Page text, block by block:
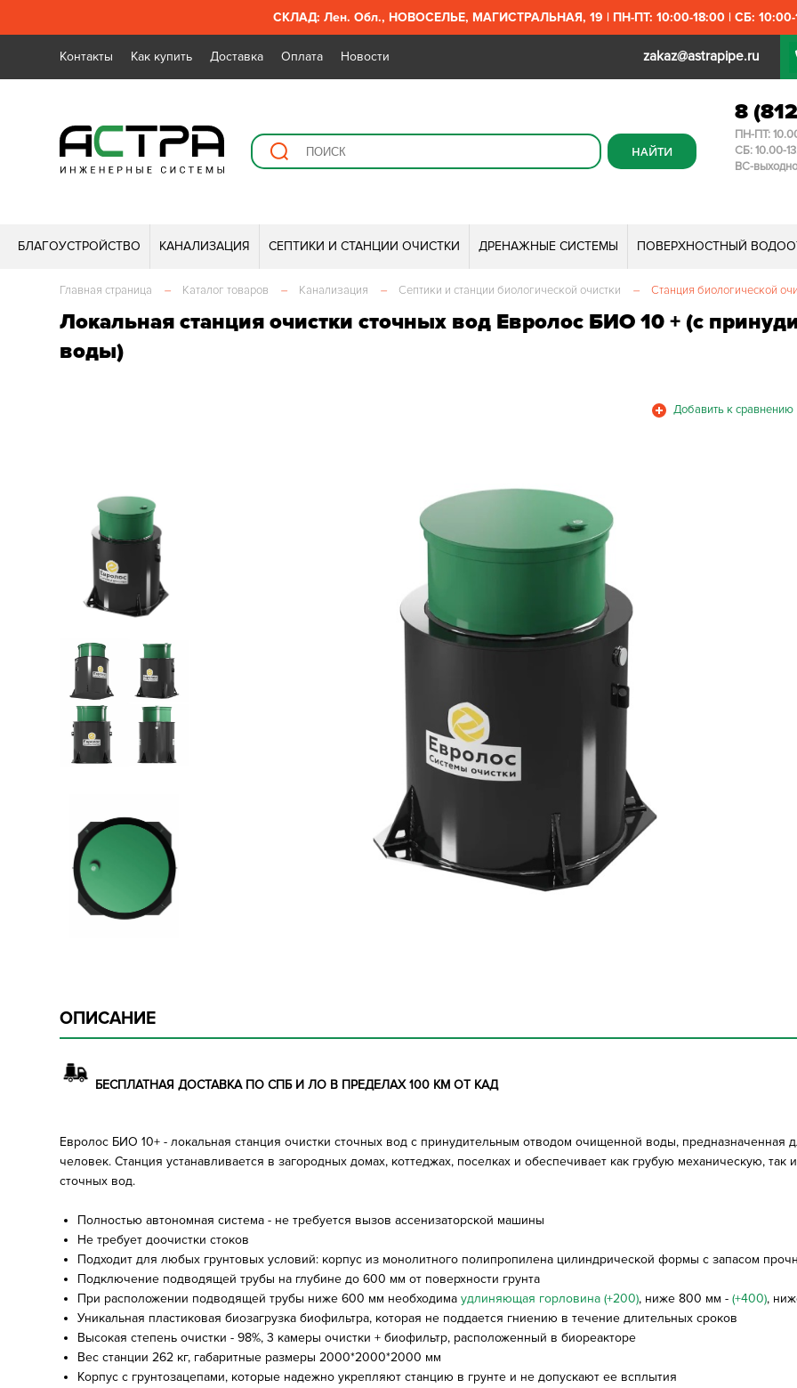
СКЛАД: Лен. Обл., НОВОСЕЛЬЕ, МАГИСТРАЛЬНАЯ, 19 | ПН-ПТ: 10:00-18:00 | СБ: 10:00-
Контакты Как купить Доставка Оплата Новости zakaz@astrapipe.ru
8
ПН-ПТ:
СБ: 10.00-
ВС-
БЛАГОУСТРОЙСТВО КАНАЛИЗАЦИЯ СЕПТИКИ И СТАНЦИИ ОЧИСТКИ ДРЕНАЖНЫЕ СИСТЕМЫ ПОВЕРХНОСТНЫЙ
Главная страница – Каталог товаров – Канализация – Септики и станции биологической очистки – Станция биологической
Локальная станция очистки сточных вод Евролос БИО 10 + (с
воды)
ОПИСАНИЕ
БЕСПЛАТНАЯ ДОСТАВКА ПО СПБ И ЛО В ПРЕДЕЛАХ 100 КМ ОТ КАД
Евролос БИО 10+ - локальная станция очистки сточных вод с принудительным отводом очищенной воды,
человек. Станция устанавливается в загородных домах, коттеджах, поселках и обеспечивает как грубую механическую,
сточных вод.
Полностью автономная система - не требуется вызов ассенизаторской машины
Не требует доочистки стоков
Подходит для любых грунтовых условий: корпус из монолитного полипропилена цилиндрической формы с запасом
Подключение подводящей трубы на глубине до 600 мм от поверхности грунта
При расположении подводящей трубы ниже 600 мм необходимаудлиняющая горловина (+200), ниже 800 мм -(+400),
Уникальная пластиковая биозагрузка биофильтра, которая не поддается гниению в течение длительных сроков
Высокая степень очистки - 98%, 3 камеры очистки + биофильтр, расположенный в биореакторе
Вес станции 262 кг, габаритные размеры 2000*2000*2000 мм
Корпус с грунтозацепами, которые надежно укрепляют станцию в грунте и не допускают ее всплытия